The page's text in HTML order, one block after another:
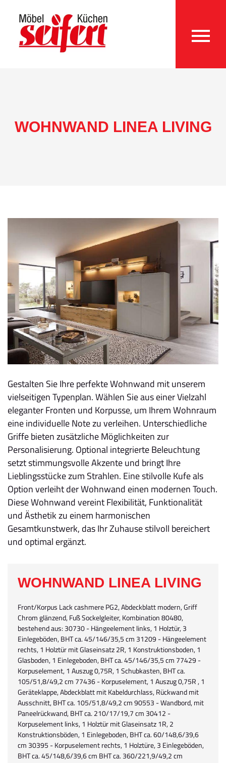
WOHNWAND LINEA LIVING
Gestalten Sie Ihre perfekte Wohnwand mit unserem
vielseitigen Typenplan. Wählen Sie aus einer Vielzahl
eleganter Fronten und Korpusse, um Ihrem Wohnraum
eine individuelle Note zu verleihen. Unterschiedliche
Griffe bieten zusätzliche Möglichkeiten zur
Personalisierung. Optional integrierte Beleuchtung
setzt stimmungsvolle Akzente und bringt Ihre
Lieblingsstücke zum Strahlen. Eine stilvolle Kufe als
Option verleiht der Wohnwand einen modernen Touch.
Diese Wohnwand vereint Flexibilität, Funktionalität
und Ästhetik zu einem harmonischen
Gesamtkunstwerk, das Ihr Zuhause stilvoll bereichert
und optimal ergänzt.
WOHNWAND LINEA LIVING
Front/Korpus Lack cashmere PG2, Abdeckblatt modern, Griff
Chrom glänzend, Fuß Sockelgleiter, Kombination 80480,
bestehend aus: 30730 - Hängeelement links, 1 Holztür, 3
Einlegeböden, BHT ca. 45/146/35,5 cm 31209 - Hängeelement
rechts, 1 Holztür mit Glaseinsatz 2R, 1 Konstruktionsboden, 1
Glasboden, 1 Einlegeboden, BHT ca. 45/146/35,5 cm 77429 -
Korpuselement, 1 Auszug 0,75R, 1 Schubkasten, BHT ca.
105/51,8/49,2 cm 77436 - Korpuselement, 1 Auszug 0,75R , 1
Geräteklappe, Abdeckblatt mit Kabeldurchlass, Rückwand mit
Ausschnitt, BHT ca. 105/51,8/49,2 cm 90553 - Wandbord, mit
Paneelrückwand, BHT ca. 210/17/19,7 cm 30412 -
Korpuselement links, 1 Holztür mit Glaseinsatz 1R, 2
Konstruktionsböden, 1 Einlegeboden, BHT ca. 60/148,6/39,6
cm 30395 - Korpuselement rechts, 1 Holztüre, 3 Einlegeböden,
BHT ca. 45/148,6/39,6 cm BHT ca. 360/221,9/49,2 cm